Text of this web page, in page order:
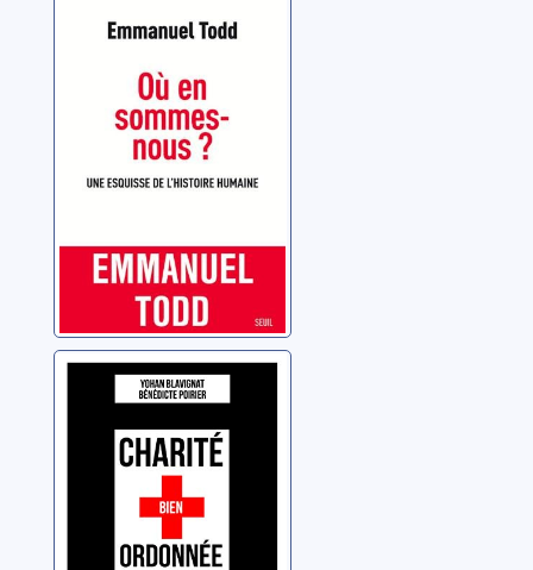
nous ?: une
esquisse de
l'histoire
humaine
Todd, Emmanuel
Charité bien
ordonnée:
révélations sur la
Croix-Rouge
française
Blavignat, Yohan